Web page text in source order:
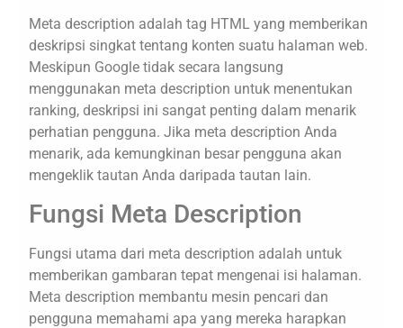
Meta description adalah tag HTML yang memberikan
deskripsi singkat tentang konten suatu halaman web.
Meskipun Google tidak secara langsung
menggunakan meta description untuk menentukan
ranking, deskripsi ini sangat penting dalam menarik
perhatian pengguna. Jika meta description Anda
menarik, ada kemungkinan besar pengguna akan
mengeklik tautan Anda daripada tautan lain.
Fungsi Meta Description
Fungsi utama dari meta description adalah untuk
memberikan gambaran tepat mengenai isi halaman.
Meta description membantu mesin pencari dan
pengguna memahami apa yang mereka harapkan